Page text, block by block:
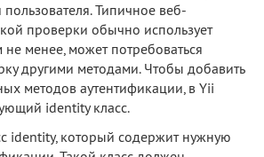
Типичное веб-
проверки обычно использует
не менее, может потребоваться
другими методами. Чтобы добавить
методов аутентификации, в Yii
identity класс.
identity, который содержит нужную